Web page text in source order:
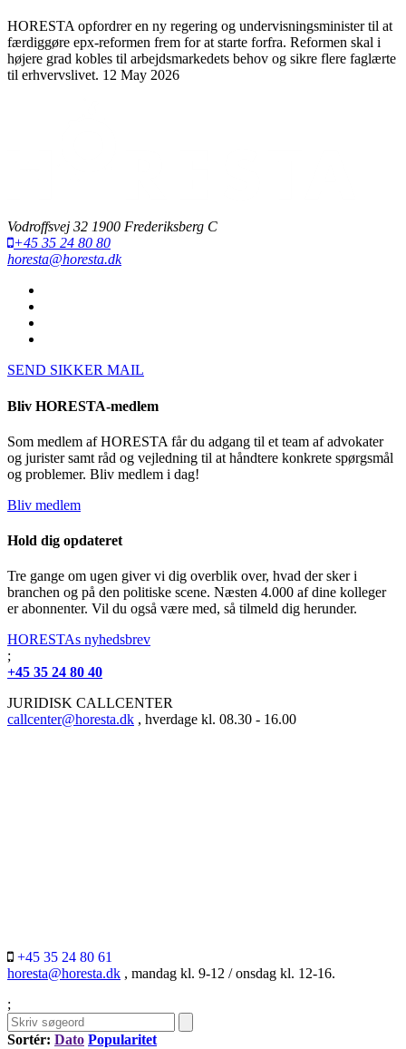
HORESTA opfordrer en ny regering og undervisningsminister til at
færdiggøre epx-reformen frem for at starte forfra. Reformen skal i
højere grad kobles til arbejdsmarkedets behov og sikre flere faglærte
til erhvervslivet. 12 May 2026
Vodroffsvej 32 1900 Frederiksberg C
+45 35 24 80 80
horesta@horesta.dk
SEND SIKKER MAIL
Bliv HORESTA-medlem
Som medlem af HORESTA får du adgang til et team af advokater
og jurister samt råd og vejledning til at håndtere konkrete spørgsmål
og problemer. Bliv medlem i dag!
Bliv medlem
Hold dig opdateret
Tre gange om ugen giver vi dig overblik over, hvad der sker i
branchen og på den politiske scene. Næsten 4.000 af dine kolleger
er abonnenter. Vil du også være med, så tilmeld dig herunder.
HORESTAs nyhedsbrev
;
+45 35 24 80 40
JURIDISK CALLCENTER
callcenter@horesta.dk , hverdage kl. 08.30 - 16.00
+45 35 24 80 61
horesta@horesta.dk , mandag kl. 9-12 / onsdag kl. 12-16.
;
Sortér: Dato Popularitet